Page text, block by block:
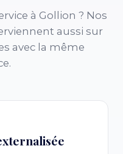
à Gollion ? Nos
aussi sur
avec la même